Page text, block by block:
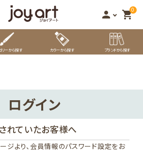
person 0
shopping_cart
リーから探す カラーから探す ブランドから探す
ログイン
れていたお客様へ
ジより、会員情報のパスワード設定をお